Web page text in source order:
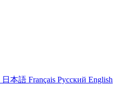
日本語 Français Русский English